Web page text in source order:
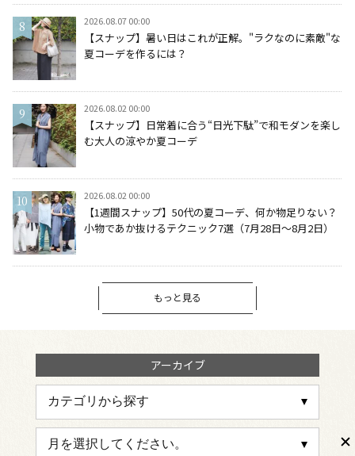
2026.08.07 00:00
【スナップ】暑い日はこれが正解。"ラクなのに素敵"な
夏コーデを作るには？
2026.08.02 00:00
【スナップ】日常着に合う“日光下駄”で和モダンを楽し
む大人の涼やか夏コーデ
2026.08.02 00:00
【1週間スナップ】50代の夏コーデ、何か物足りない？
小物であか抜けるテクニック7選（7月28日～8月2日）
もっと見る
アーカイブ